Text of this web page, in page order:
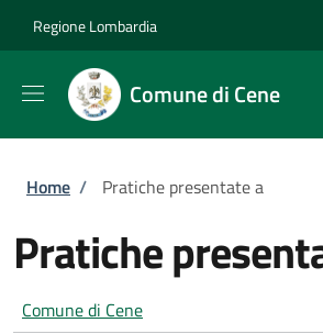
Regione Lombardia
Comune di Cene
Briciole di pane
Home / Pratiche presentate a
Pratiche
Comune di Cene